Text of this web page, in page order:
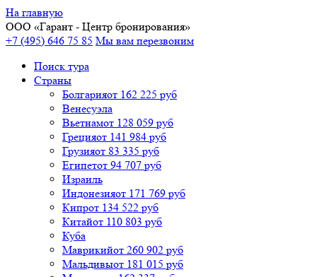
На главную
ООО «Гарант - Центр бронирования»
+7 (495) 646 75 85 Мы вам перезвоним
Поиск тура
Cтраны
Болгарияот 162 225 руб
Венесуэла
Вьетнамот 128 059 руб
Грецияот 141 984 руб
Грузияот 83 335 руб
Египетот 94 707 руб
Израиль
Индонезияот 171 769 руб
Кипрот 134 522 руб
Китайот 110 803 руб
Куба
Маврикийот 260 902 руб
Мальдивыот 181 015 руб